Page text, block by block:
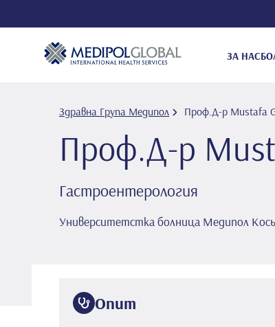
ЗА НАС
Здравна Група Медипол Проф.Д-р Mustafa
Проф.Д-р
Гастроентерология
Университетстка болница Медипол
Опит